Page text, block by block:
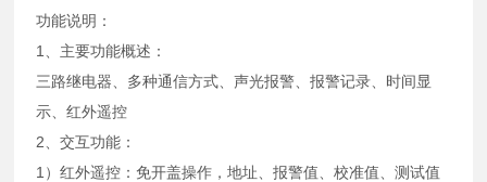
功能说明：
1、主要功能概述：
三路继电器、多种通信方式、声光报警、报警记录、时间显
示、红外遥控
2、交互功能：
1）红外遥控：免开盖操作，地址、报警值、校准值、测试值